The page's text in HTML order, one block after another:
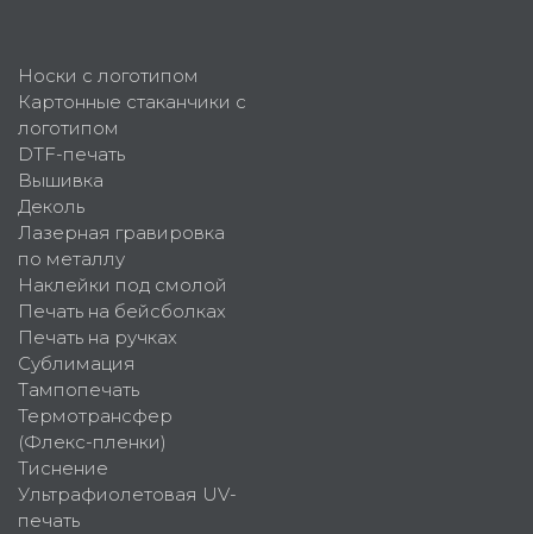
Носки с логотипом
Картонные стаканчики с
логотипом
DTF-печать
Вышивка
Деколь
Лазерная гравировка
по металлу
Наклейки под смолой
Печать на бейсболках
Печать на ручках
Сублимация
Тампопечать
Термотрансфер
(Флекс-пленки)
Тиснение
Ультрафиолетовая UV-
печать